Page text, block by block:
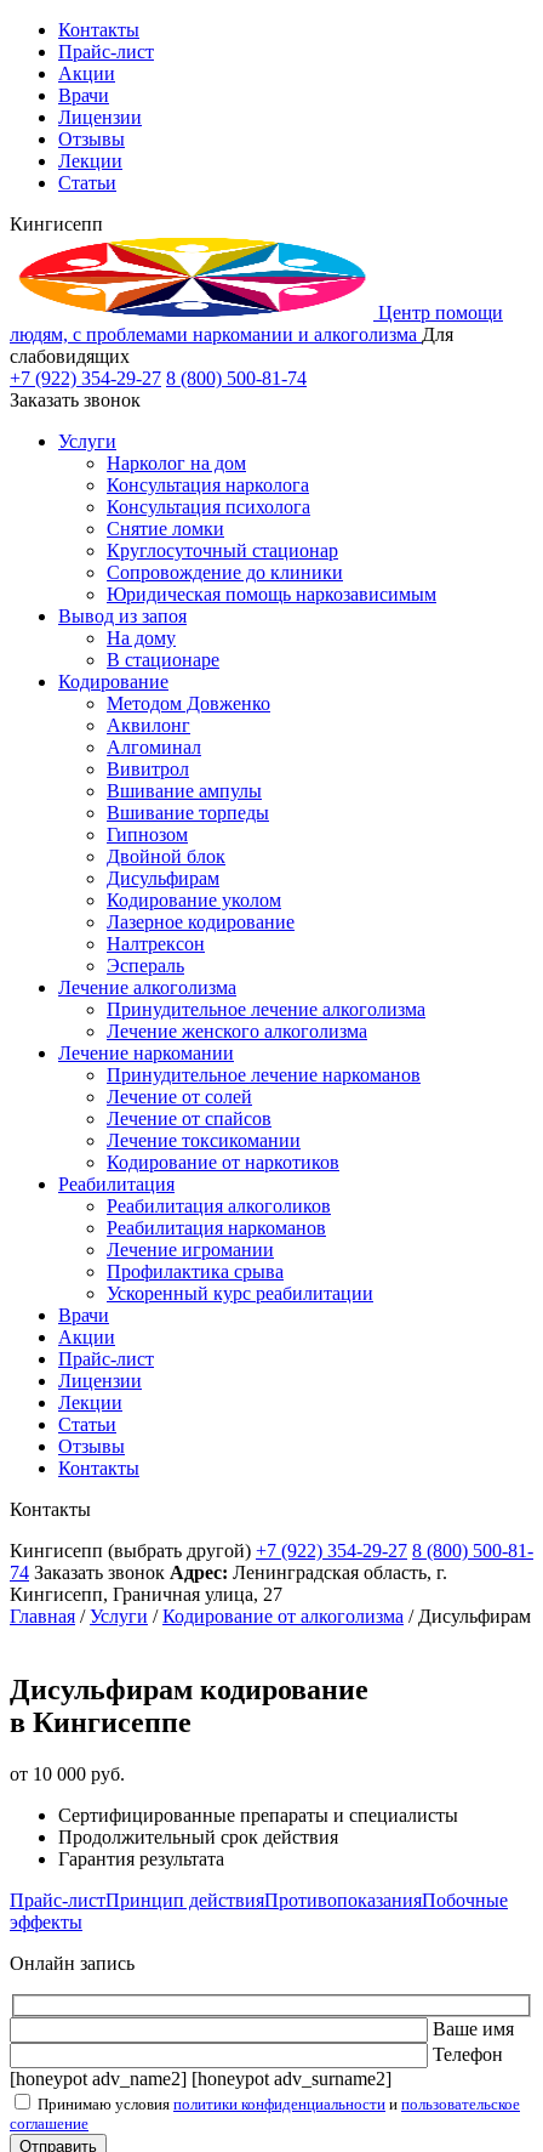
Контакты
Прайс-лист
Акции
Врачи
Лицензии
Отзывы
Лекции
Статьи
Кингисепп
Центр помощи
людям, с проблемами наркомании и алкоголизма Для
слабовидящих
+7 (922) 354-29-27 8 (800) 500-81-74
Заказать звонок
Услуги
Нарколог на дом
Консультация нарколога
Консультация психолога
Снятие ломки
Круглосуточный стационар
Сопровождение до клиники
Юридическая помощь наркозависимым
Вывод из запоя
На дому
В стационаре
Кодирование
Методом Довженко
Аквилонг
Алгоминал
Вивитрол
Вшивание ампулы
Вшивание торпеды
Гипнозом
Двойной блок
Дисульфирам
Кодирование уколом
Лазерное кодирование
Налтрексон
Эспераль
Лечение алкоголизма
Принудительное лечение алкоголизма
Лечение женского алкоголизма
Лечение наркомании
Принудительное лечение наркоманов
Лечение от солей
Лечение от спайсов
Лечение токсикомании
Кодирование от наркотиков
Реабилитация
Реабилитация алкоголиков
Реабилитация наркоманов
Лечение игромании
Профилактика срыва
Ускоренный курс реабилитации
Врачи
Акции
Прайс-лист
Лицензии
Лекции
Статьи
Отзывы
Контакты
Контакты
Кингисепп (выбрать другой) +7 (922) 354-29-27 8 (800) 500-81-
74 Заказать звонок Адрес: Ленинградская область, г.
Кингисепп, Граничная улица, 27
Главная /Услуги /Кодирование от алкоголизма / Дисульфирам
Дисульфирам кодирование
в Кингисеппе
от 10 000 руб.
Сертифицированные препараты и специалисты
Продолжительный срок действия
Гарантия результата
Прайс-листПринцип действияПротивопоказанияПобочные
эффекты
Онлайн запись
Ваше имя
Телефон
[honeypot adv_name2] [honeypot adv_surname2]
Принимаю условия политики конфиденциальности и пользовательское
соглашение